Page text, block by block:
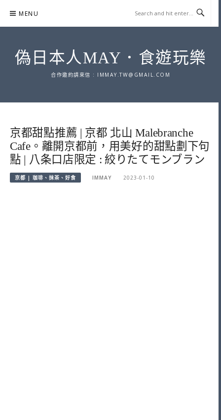
content
MENU
偽日本人MAY．食遊玩樂
合作邀約請來信 : IMMAY.TW@GMAIL.COM
京都甜點推薦 | 京都 北山 Malebranche
Cafe。離開京都前，用美好的甜點劃下句
點 | 八条口店限定 : 絞りたてモンブラン
京都 | 珈琲、抹茶、好食 IMMAY 2023-01-10